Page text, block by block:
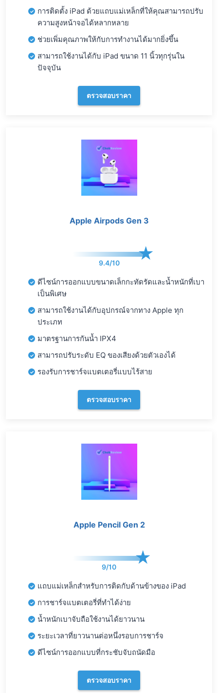
การติดตั้ง iPad ด้วยแถบแม่เหล็กที่ให้คุณสามารถปรับ
ความสูงหน้าจอได้หลากหลาย
ช่วยเพิ่มคุณภาพให้กับการทำงานได้มากยิ่งขึ้น
สามารถใช้งานได้กับ iPad ขนาด 11 นิ้วทุกรุ่นใน
ปัจจุบัน
ตรวจสอบราคา
Apple Airpods Gen 3
9.4/10
ดีไซน์การออกแบบขนาดเล็กกะทัดรัดและน้ำหนักที่เบา
เป็นพิเศษ
สามารถใช้งานได้กับอุปกรณ์จากทาง Apple ทุก
ประเภท
มาตรฐานการกันน้ำ IPX4
สามารถปรับระดับ EQ ของเสียงด้วยตัวเองได้
รองรับการชาร์จแบตเตอรี่แบบไร้สาย
ตรวจสอบราคา
Apple Pencil Gen 2
9/10
แถบแม่เหล็กสำหรับการติดกับด้านข้างของ iPad
การชาร์จแบตเตอรี่ที่ทำได้ง่าย
น้ำหนักเบาจับถือใช้งานได้ยาวนาน
ระยะเวลาที่ยาวนานต่อหนึ่งรอบการชาร์จ
ดีไซน์การออกแบบที่กระชับจับถนัดมือ
ตรวจสอบราคา